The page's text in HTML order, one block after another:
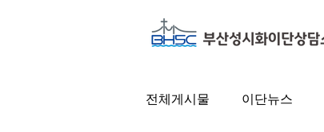
전체게시물 이단뉴스